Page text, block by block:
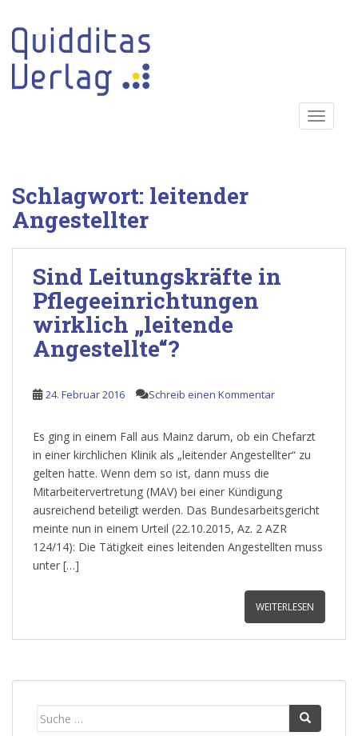
Schlagwort: leitender
Angestellter
Sind Leitungskräfte in
Pflegeeinrichtungen
wirklich „leitende
Angestellte“?
24. Februar 2016 Schreib einen Kommentar
Es ging in einem Fall aus Mainz darum, ob ein Chefarzt
in einer kirchlichen Klinik als „leitender Angestellter“ zu
gelten hatte. Wenn dem so ist, dann muss die
Mitarbeitervertretung (MAV) bei einer Kündigung
ausreichend beteiligt werden. Das Bundesarbeitsgericht
meinte nun in einem Urteil (22.10.2015, Az. 2 AZR
124/14): Die Tätigkeit eines leitenden Angestellten muss
unter […]
WEITERLESEN
Suche